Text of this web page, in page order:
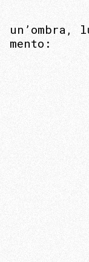
un’ombra,
mento: